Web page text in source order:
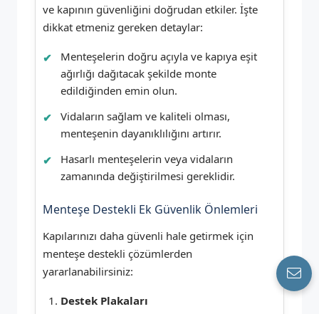
ve kapının güvenliğini doğrudan etkiler. İşte
dikkat etmeniz gereken detaylar:
Menteşelerin doğru açıyla ve kapıya eşit
ağırlığı dağıtacak şekilde monte
edildiğinden emin olun.
Vidaların sağlam ve kaliteli olması,
menteşenin dayanıklılığını artırır.
Hasarlı menteşelerin veya vidaların
zamanında değiştirilmesi gereklidir.
Menteşe Destekli Ek Güvenlik Önlemleri
Kapılarınızı daha güvenli hale getirmek için
menteşe destekli çözümlerden
yararlanabilirsiniz:
Destek Plakaları